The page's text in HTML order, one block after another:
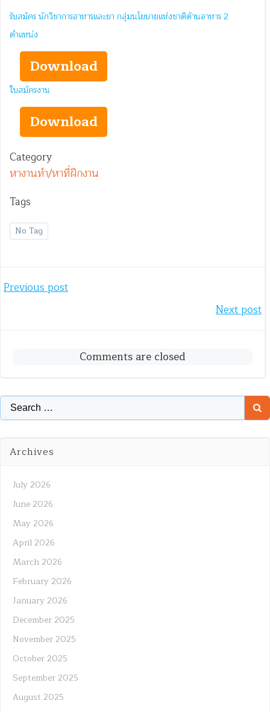
รับสมัคร นักวิชาการอาหารและยา กลุ่มนโยบายแห่งชาติด้านอาหาร 2
ตำแหน่ง
Download
ใบสมัครงาน
Download
Category
หางานทำ/หาที่ฝึกงาน
Tags
No Tag
Post
Previous post
navigation
Next post
Comments are closed
Search
for:
Archives
July 2026
June 2026
May 2026
April 2026
March 2026
February 2026
January 2026
December 2025
November 2025
October 2025
September 2025
August 2025